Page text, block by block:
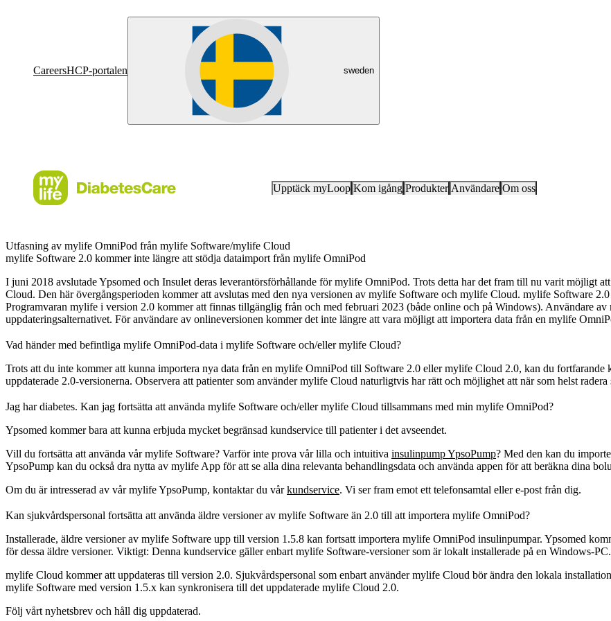
CareersHCP-portalen sweden
Upptäck myLoop Kom igång Produkter Användare Om oss
Utfasning av mylife OmniPod från mylife Software/mylife Cloud
mylife Software 2.0 kommer inte längre att stödja dataimport från mylife OmniPod
I juni 2018 avslutade Ypsomed och Insulet deras leverantörsförhållande för mylife OmniPod. Trots detta har det fram till nu varit möjligt
Cloud. Den här övergångsperioden kommer att avslutas med den nya versionen av mylife Software och mylife Cloud. mylife Software
Programvaran mylife i version 2.0 kommer att finnas tillgänglig från och med februari 2023 (både online och på Windows). Användare
uppdateringsalternativet. För användare av onlineversionen kommer det inte längre att vara möjligt att importera data från en mylife
Vad händer med befintliga mylife OmniPod-data i mylife Software och/eller mylife Cloud?
Trots att du inte kommer att kunna importera nya data från en mylife OmniPod till Software 2.0 eller mylife Cloud 2.0, kan du fortfarande
uppdaterade 2.0-versionerna. Observera att patienter som använder mylife Cloud naturligtvis har rätt och möjlighet att när som helst radera
Jag har diabetes. Kan jag fortsätta att använda mylife Software och/eller mylife Cloud tillsammans med min mylife OmniPod?
Ypsomed kommer bara att kunna erbjuda mycket begränsad kundservice till patienter i det avseendet.
Vill du fortsätta att använda vår mylife Software? Varför inte prova vår lilla och intuitiva insulinpump YpsoPump? Med den kan du
YpsoPump kan du också dra nytta av mylife App för att se alla dina relevanta behandlingsdata och använda appen för att beräkna dina
Om du är intresserad av vår mylife YpsoPump, kontaktar du vårkundservice. Vi ser fram emot ett telefonsamtal eller e-post från dig.
Kan sjukvårdspersonal fortsätta att använda äldre versioner av mylife Software än 2.0 till att importera mylife OmniPod?
Installerade, äldre versioner av mylife Software upp till version 1.5.8 kan fortsatt importera mylife OmniPod insulinpumpar. Ypsomed
för dessa äldre versioner. Viktigt: Denna kundservice gäller enbart mylife Software-versioner som är lokalt installerade på en Windows-PC.
mylife Cloud kommer att uppdateras till version 2.0. Sjukvårdspersonal som enbart använder mylife Cloud bör ändra den lokala
mylife Software med version 1.5.x kan synkronisera till det uppdaterade mylife Cloud 2.0.
Följ vårt nyhetsbrev och håll dig uppdaterad.